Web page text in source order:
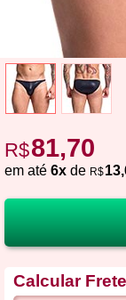
R$81,70
em até 6x de R$
Calcular Frete